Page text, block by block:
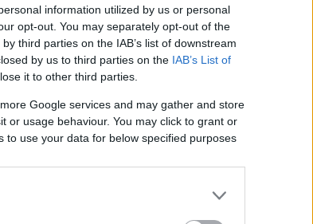
information utilized by us or personal
opt-out. You may separately opt-out of the
third parties on the IAB’s list of downstream
by us to third parties on the IAB’s List of
it to other third parties.
Google services and may gather and store
or usage behaviour. You may click to grant or
use your data for below specified purposes
Visualizza proposte di finanziamento